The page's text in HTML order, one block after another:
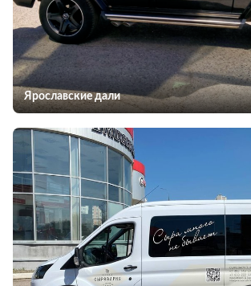
Ярославские дали